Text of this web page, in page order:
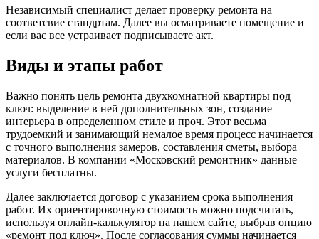
Независимый специалист делает проверку ремонта на
соответсвие стандртам. Далее вы осматриваете помещение и
если вас все устраивает подписываете акт.
Виды и этапы работ
Важно понять цель ремонта двухкомнатной квартиры под
ключ: выделение в ней дополнительных зон, создание
интерьера в определенном стиле и проч. Этот весьма
трудоемкий и занимающий немалое время процесс начинается
с точного выполнения замеров, составления сметы, выбора
материалов. В компании «Московский ремонтник» данные
услуги бесплатны.
Далее заключается договор с указанием срока выполнения
работ. Их ориентировочную стоимость можно подсчитать,
используя онлайн-калькулятор на нашем сайте, выбрав опцию
«ремонт под ключ». После согласования суммы начинается